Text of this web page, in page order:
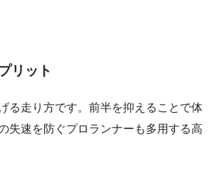
リット
る走り方です。前半を抑えることで体
失速を防ぐプロランナーも多用する高